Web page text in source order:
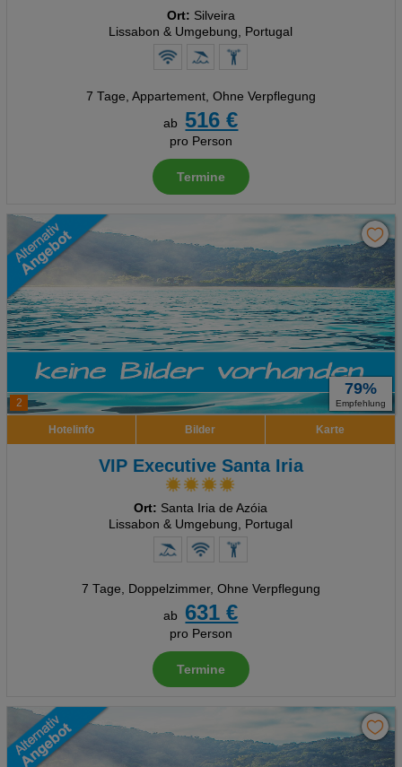
Ort: Silveira
Lissabon & Umgebung, Portugal
7 Tage, Appartement, Ohne Verpflegung
ab
516 €
pro Person
Termine
2
79%
Empfehlung
Hotelinfo Bilder Karte
VIP Executive Santa Iria
Ort: Santa Iria de Azóia
Lissabon & Umgebung, Portugal
7 Tage, Doppelzimmer, Ohne Verpflegung
ab
631 €
pro Person
Termine